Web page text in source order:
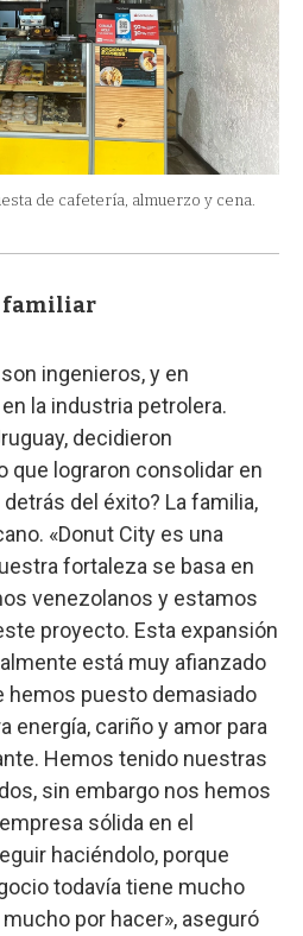
de cafetería, almuerzo y cena.
familiar
ingenieros, y en
la industria petrolera.
decidieron
que lograron consolidar en
del éxito? La familia,
«Donut City es una
fortaleza se basa en
venezolanos y estamos
proyecto. Esta expansión
está muy afianzado
hemos puesto demasiado
energía, cariño y amor para
Hemos tenido nuestras
sin embargo nos hemos
sólida en el
haciéndolo, porque
todavía tiene mucho
por hacer», aseguró